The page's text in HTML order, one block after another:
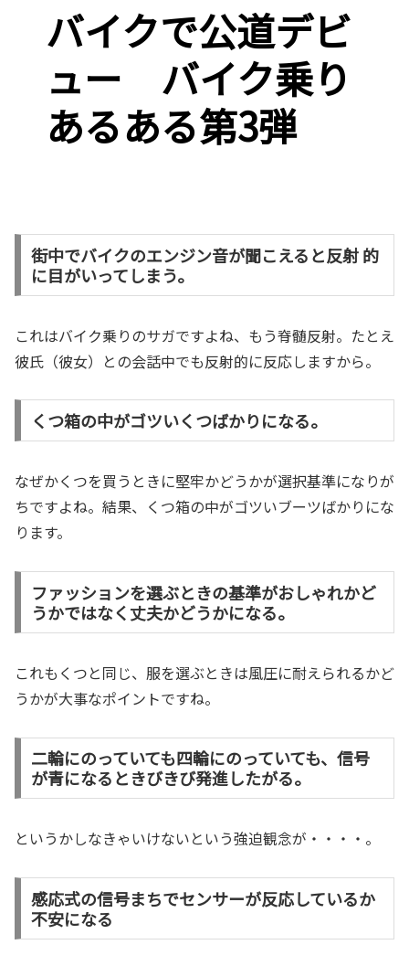
バイクで公道デビ
ュー バイク乗り
あるある第3弾
街中でバイクのエンジン音が聞こえると反射 的
に目がいってしまう。
これはバイク乗りのサガですよね、もう脊髄反射。たとえ
彼氏（彼女）との会話中でも反射的に反応しますから。
くつ箱の中がゴツいくつばかりになる。
なぜかくつを買うときに堅牢かどうかが選択基準になりが
ちですよね。結果、くつ箱の中がゴツいブーツばかりにな
ります。
ファッションを選ぶときの基準がおしゃれかど
うかではなく丈夫かどうかになる。
これもくつと同じ、服を選ぶときは風圧に耐えられるかど
うかが大事なポイントですね。
二輪にのっていても四輪にのっていても、信号
が青になるときびきび発進したがる。
というかしなきゃいけないという強迫観念が・・・・。
感応式の信号まちでセンサーが反応しているか
不安になる